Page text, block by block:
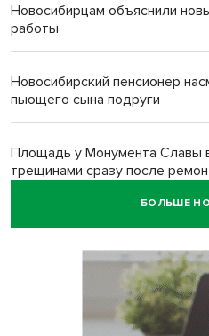
Новосибирцам объяснили
работы
Новосибирский пенсионер
пьющего сына подруги
Площадь у Монумента Славы
трещинами сразу после
БОЛЬШЕ